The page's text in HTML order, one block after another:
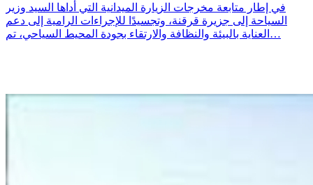
في إطار متابعة مخرجات الزيارة الميدانية التي أداها السيد وزير
السياحة إلى جزيرة قرقنة، وتجسيدًا للإجراءات الرامية إلى دعم
العناية بالبيئة والنظافة والارتقاء بجودة المحيط السياحي، تم…